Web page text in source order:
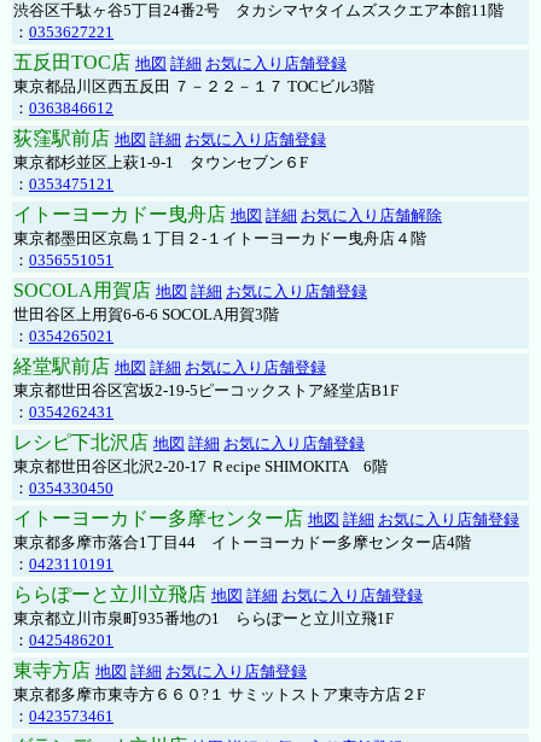
渋谷区千駄ヶ谷5丁目24番2号 タカシマヤタイムズスクエア本館11階
： 0353627221
五反田TOC店 地図 詳細 お気に入り店舗登録
東京都品川区西五反田 ７－２２－１７ TOCビル3階
： 0363846612
荻窪駅前店 地図 詳細 お気に入り店舗登録
東京都杉並区上萩1-9-1 タウンセブン６F
： 0353475121
イトーヨーカドー曳舟店 地図 詳細 お気に入り店舗解除
東京都墨田区京島１丁目２-１イトーヨーカドー曳舟店４階
： 0356551051
SOCOLA用賀店 地図 詳細 お気に入り店舗登録
世田谷区上用賀6-6-6 SOCOLA用賀3階
： 0354265021
経堂駅前店 地図 詳細 お気に入り店舗登録
東京都世田谷区宮坂2-19-5ピーコックストア経堂店B1F
： 0354262431
レシピ下北沢店 地図 詳細 お気に入り店舗登録
東京都世田谷区北沢2-20-17 Ｒecipe SHIMOKITA 6階
： 0354330450
イトーヨーカドー多摩センター店 地図 詳細 お気に入り店舗登録
東京都多摩市落合1丁目44 イトーヨーカドー多摩センター店4階
： 0423110191
ららぽーと立川立飛店 地図 詳細 お気に入り店舗登録
東京都立川市泉町935番地の1 ららぽーと立川立飛1F
： 0425486201
東寺方店 地図 詳細 お気に入り店舗登録
東京都多摩市東寺方６６０?１ サミットストア東寺方店２F
： 0423573461